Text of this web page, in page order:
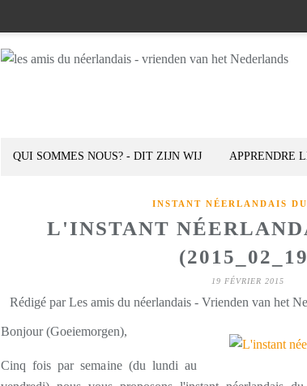
QUI SOMMES NOUS? - DIT ZIJN WIJ APPRENDRE
INSTANT NÉERLANDAIS
L'INSTANT
19 FÉVRIER 2015
Rédigé par Les amis du néerlandais - Vrienden van het
Bonjour (Goeiemorgen),
Cinq fois par semaine (du lundi au